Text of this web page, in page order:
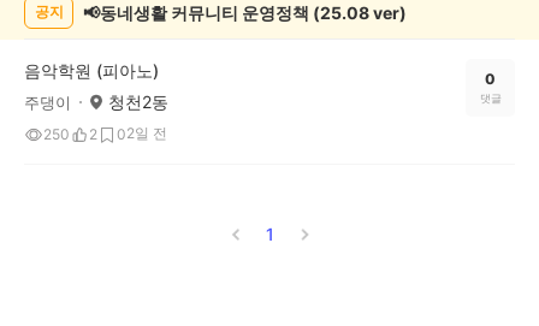
목
공지 📢동네생활 커뮤니티 운영정책 (25.08 ver)
음악학원 (피아노)
주댕이 청천2동
250 2 02일 전
0
댓글
1